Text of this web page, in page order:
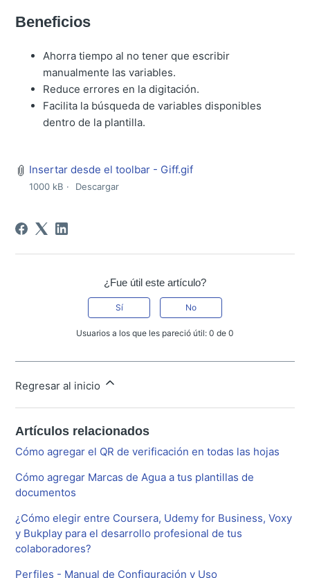
Beneficios
Ahorra tiempo al no tener que escribir
manualmente las variables.
Reduce errores en la digitación.
Facilita la búsqueda de variables disponibles
dentro de la plantilla.
Insertar desde el toolbar - Giff.gif
1000 kB Descargar
¿Fue útil este artículo?
Sí No
Usuarios a los que les pareció útil: 0 de 0
Regresar al inicio
Artículos relacionados
Cómo agregar el QR de verificación en todas las hojas
Cómo agregar Marcas de Agua a tus plantillas de
documentos
¿Cómo elegir entre Coursera, Udemy for Business, Voxy
y Bukplay para el desarrollo profesional de tus
colaboradores?
Perfiles - Manual de Configuración y Uso